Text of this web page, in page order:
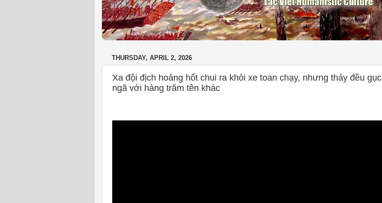
THURSDAY, APRIL 2, 2026
Xa đội địch hoảng hốt chui ra khỏi xe toan chạy, nhưng thảy đều gục
ngã với hàng trăm tên khác